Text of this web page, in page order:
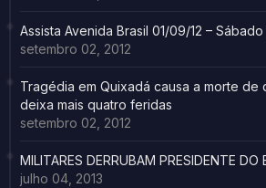
Assista Avenida Brasil 01/09/12 – Sábado
setembro 02, 2012
Tragédia em Quixadá causa a morte de
deixa mais quatro feridas
setembro 02, 2012
MILITARES DERRUBAM PRESIDENTE DO
julho 04, 2013